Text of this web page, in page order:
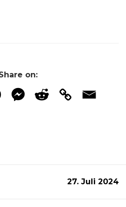
on:
27. Juli 2024